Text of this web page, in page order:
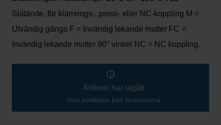
Slätände, för klämrings-, press- eller NC-koppling M =
Utvändig gänga F = Invändig lekande mutter FC =
Invändig lekande mutter 90° vinkel NC = NC koppling.
Artikeln har utgått
Viss avvikelse kan förekomma